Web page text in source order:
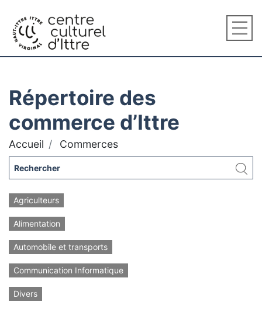
Répertoire des
commerce d’Ittre
Accueil Commerces
Agriculteurs
Alimentation
Automobile et transports
Communication Informatique
Divers